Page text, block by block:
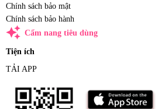
Chính sách bảo mật
Chính sách bảo hành
auto_awesome Cẩm nang tiêu dùng
Tiện ích
TẢI APP